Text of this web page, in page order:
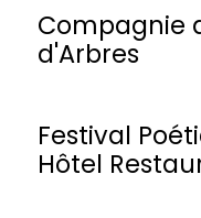
Compagnie
d'Arbres
Festival
Hôtel